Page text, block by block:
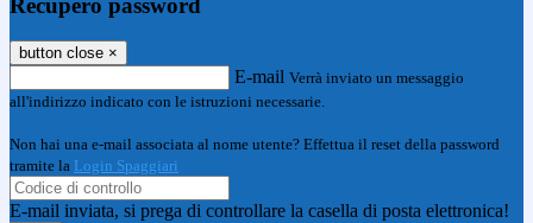
button close ×
E-mail Verrà inviato un messaggio
all'indirizzo indicato con le istruzioni necessarie.
Non hai una e-mail associata al nome utente? Effettua il reset della password
tramite la Login Spaggiari
E-mail inviata, si prega di controllare la casella di posta elettronica!